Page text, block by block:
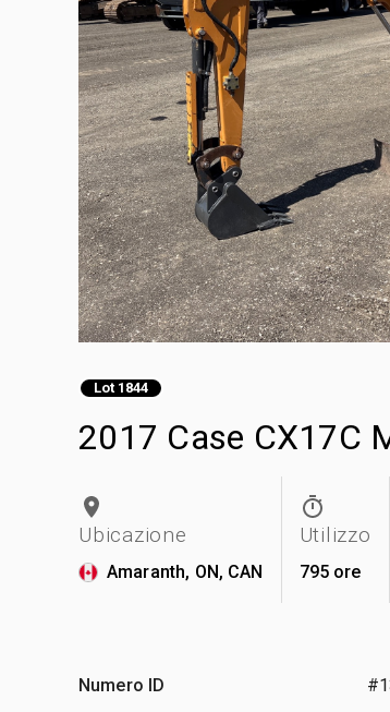
Lot 1844
2017 Case CX17C
Ubicazione
Amaranth, ON, CAN
Utilizzo
795 ore
Numero ID